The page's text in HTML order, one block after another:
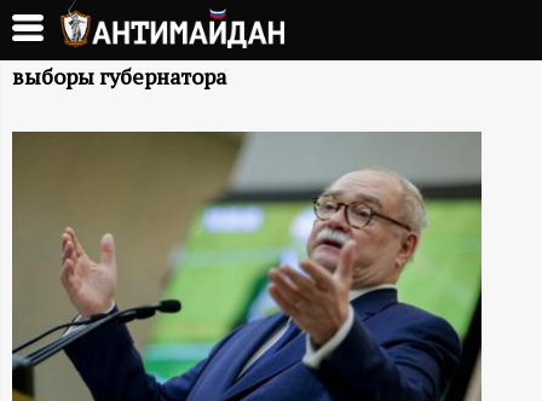
Перейти
основному
А
Н
А
выборы губернатора